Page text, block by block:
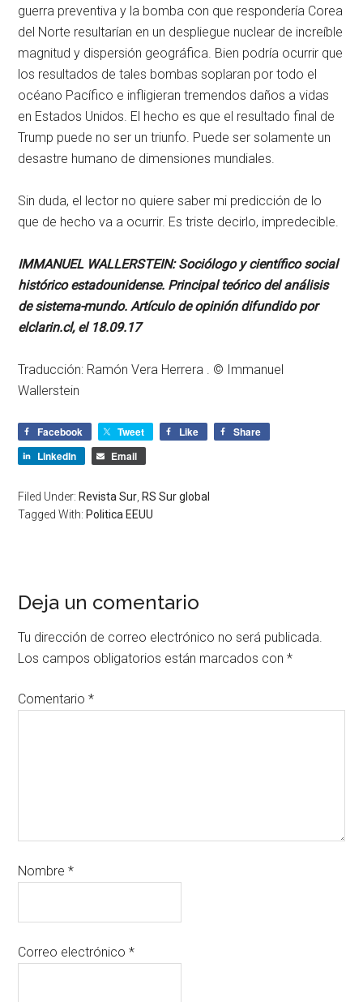
guerra preventiva y la bomba con que respondería Corea
del Norte resultarían en un despliegue nuclear de increíble
magnitud y dispersión geográfica. Bien podría ocurrir que
los resultados de tales bombas soplaran por todo el
océano Pacífico e infligieran tremendos daños a vidas
en Estados Unidos. El hecho es que el resultado final de
Trump puede no ser un triunfo. Puede ser solamente un
desastre humano de dimensiones mundiales.
Sin duda, el lector no quiere saber mi predicción de lo
que de hecho va a ocurrir. Es triste decirlo, impredecible.
IMMANUEL WALLERSTEIN: Sociólogo y científico social
histórico estadounidense. Principal teórico del análisis
de sistema-mundo. Artículo de opinión difundido por
elclarin.cl, el 18.09.17
Traducción: Ramón Vera Herrera . © Immanuel
Wallerstein
Facebook Tweet Like
Share
LinkedIn
Email
Filed Under: Revista Sur RS Sur global
Tagged With: Politica EEUU
Deja un comentario
Tu dirección de correo electrónico no será publicada.
Los campos obligatorios están marcados con*
Comentario*
Nombre*
Correo electrónico*